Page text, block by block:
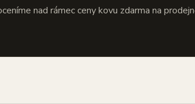
nad rámec ceny kovu zdarma na